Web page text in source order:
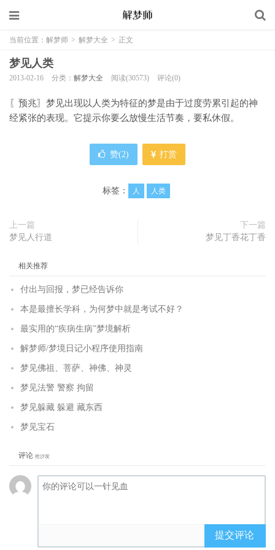
当前位置： 解梦师 > 解梦大全 > 正文
梦见人类
2013-02-16 分类： 解梦大全 阅读(30573) 评论(0)
〖预兆〗梦见出现以人类为特征的梦是由于过度劳累引起的神
经紧张的表现。它提示你要么放慢生活节奏，要私休假。
赞(2) 打赏
标签： 人 人类
上一篇
梦见人行道
下一篇
梦见丁香花丁香
相关推荐
付出与回报，梦已经告诉你
本是最擅长学科，为何梦中就是考试不好？
最实用的“疾病生病”梦境解析
解梦师/梦境日记小程序使用指南
梦见佛祖、菩萨、神佛、神灵
梦见法警 警察 拘留
梦见躲藏 躲避 藏东西
梦见宝石
评论 抢沙发
提交评论